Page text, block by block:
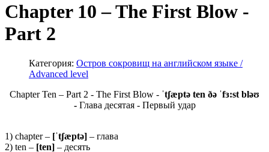
Chapter 10 – The First Blow -
Part 2
Категория: Остров сокровищ на английском языке /
Advanced level
Chapter Ten – Part 2 - The First Blow - ˈtʃæptə ten ðə ˈfɜ:st bləʊ
- Глава десятая - Первый удар
1) chapter – [ˈtʃæptə] – глава
2) ten – [ten] – десять